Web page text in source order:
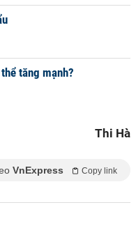
tăng mạnh?
Thi Hà
VnExpress Copy link